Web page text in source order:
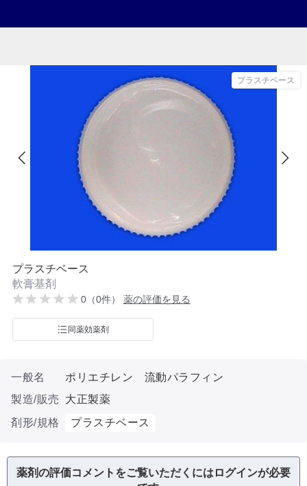
プラスチベース
プラスチベース
軟膏基剤
0（0件） 薬の評価を見る
同薬効薬剤
一般名
ポリエチレン 流動パラフィン
製造/販売
大正製薬
剤形/規格
プラスチベース
薬剤の評価コメントをご覧いただくにはログインが必要